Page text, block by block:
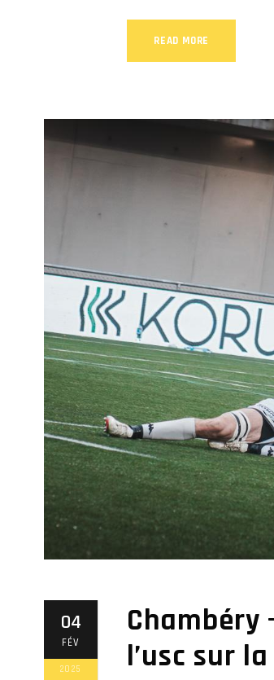
READ MORE
04
FÉV
2025
Chambéry
l’usc sur